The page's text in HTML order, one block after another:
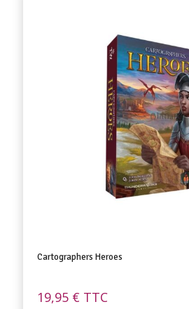
Cartographers Heroes
19,95 € TTC